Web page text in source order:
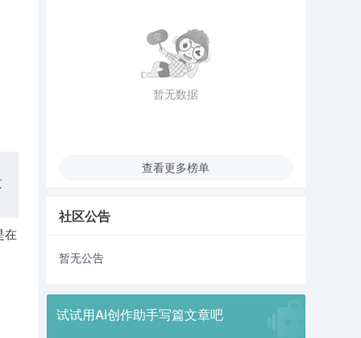
在
暂无数据
查看更多榜单
社区公告
暂无公告
试试用AI创作助手写篇文章吧